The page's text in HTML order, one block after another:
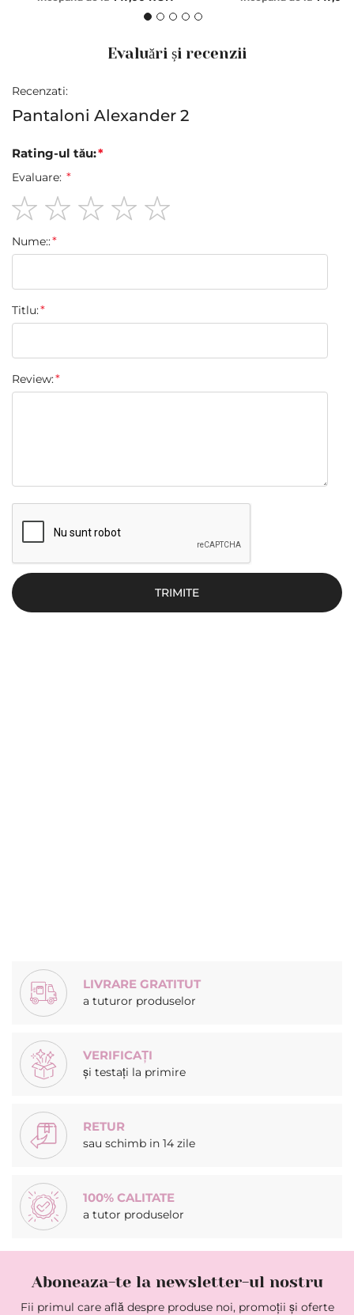
Evaluări și recenzii
Recenzati:
Pantaloni Alexander 2
Rating-ul tău:
Evaluare:
star
stars
stars
stars
stars
Nume::
Titlu:
Review:
TRIMITE
LIVRARE GRATITUT
a tuturor produselor
VERIFICAȚI
și testați la primire
RETUR
sau schimb in 14 zile
100% CALITATE
a tutor produselor
Aboneaza-te la newsletter-ul nostru
Fii primul care află despre produse noi, promoții și oferte